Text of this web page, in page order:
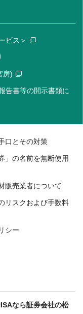
ビス＞
房)
告書等の開示書類に
口とその対策
」の名前を無断使用
販売業者について
リスクおよび手数料
シー
なら証券会社の松